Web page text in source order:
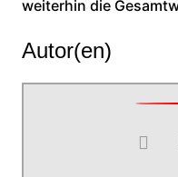
weiterhin die
Autor(en)